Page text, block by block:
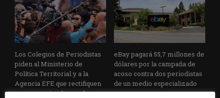
Los Colegios de Periodistas
piden al Ministerio de
Política Territorial y a la
Agencia EFE que rectifiquen
convocatorias de empleo por
eBay pagará 55,7 millones de
dólares por la campaña de
acoso contra dos periodistas
de un medio especializado